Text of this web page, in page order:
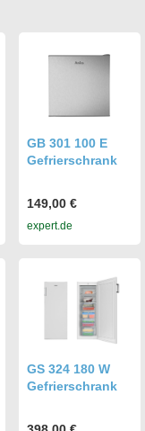
GB 301 100 E
Gefrierschrank
149,00 €
expert.de
GS 324 180 W
Gefrierschrank